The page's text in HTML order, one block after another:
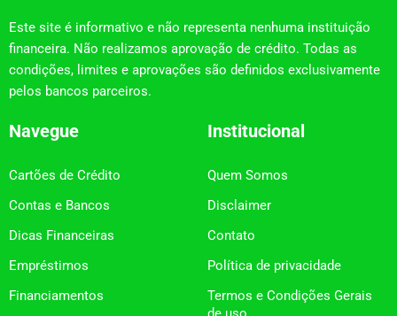
Este site é informativo e não representa nenhuma instituição
financeira. Não realizamos aprovação de crédito. Todas as
condições, limites e aprovações são definidos exclusivamente
pelos bancos parceiros.
Navegue
Cartões de Crédito
Contas e Bancos
Dicas Financeiras
Empréstimos
Financiamentos
Institucional
Quem Somos
Disclaimer
Contato
Política de privacidade
Termos e Condições Gerais